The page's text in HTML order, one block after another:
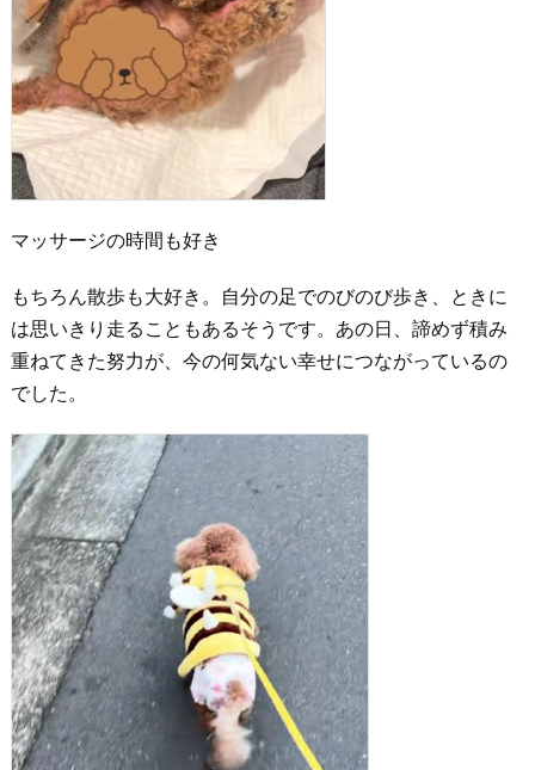
マッサージの時間も好き
もちろん散歩も大好き。自分の足でのびのび歩き、ときに
は思いきり走ることもあるそうです。あの日、諦めず積み
重ねてきた努力が、今の何気ない幸せにつながっているの
でした。